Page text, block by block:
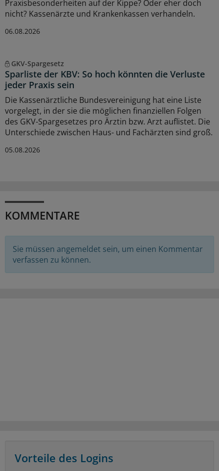
Praxisbesonderheiten auf der Kippe? Oder eher doch
nicht? Kassenärzte und Krankenkassen verhandeln.
06.08.2026
GKV-Spargesetz
Sparliste der KBV: So hoch könnten die Verluste
jeder Praxis sein
Die Kassenärztliche Bundesvereinigung hat eine Liste
vorgelegt, in der sie die möglichen finanziellen Folgen
des GKV-Spargesetzes pro Ärztin bzw. Arzt auflistet. Die
Unterschiede zwischen Haus- und Fachärzten sind groß.
05.08.2026
KOMMENTARE
Sie müssen angemeldet sein, um einen Kommentar
verfassen zu können.
Vorteile des Logins